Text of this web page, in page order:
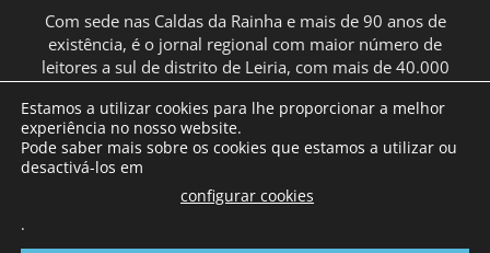
Com sede nas Caldas da Rainha e mais de 90 anos de
existência, é o jornal regional com maior número de
leitores a sul de distrito de Leiria, com mais de 40.000
leitores por toda a região Oeste. Jornal com distribuição
em Portugal Continental e assinatura online.
SIGA-NOS
Estamos a utilizar cookies para lhe proporcionar a melhor
experiência no nosso website.
Pode saber mais sobre os cookies que estamos a utilizar ou
desactivá-los em
configurar cookies
.